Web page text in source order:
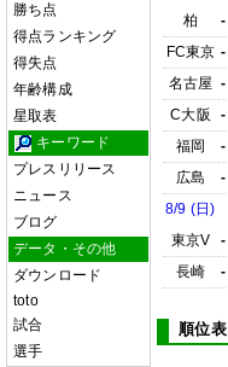
勝ち点
得点ランキング
得失点
年齢構成
星取表
キーワード
プレスリリース
ニュース
ブログ
データ・その他
ダウンロード
toto
試合
選手
柏
-
FC東京 -
名古屋 -
C大阪
-
福岡
-
広島
-
8/9 (日)
東京V
-
長崎
-
順位表